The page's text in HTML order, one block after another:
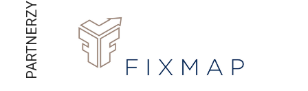
PARTNERZY